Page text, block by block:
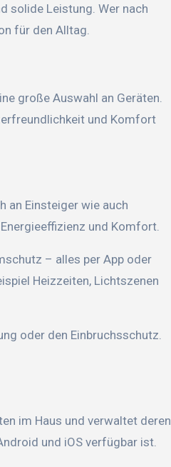
solide Leistung. Wer nach
für den Alltag.
große Auswahl an Geräten.
und Komfort
an Einsteiger wie auch
und Komfort.
– alles per App oder
Heizzeiten, Lichtszenen
oder den Einbruchsschutz.
im Haus und verwaltet deren
und iOS verfügbar ist.